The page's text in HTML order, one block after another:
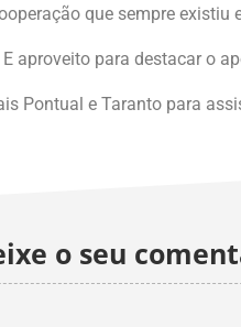
que sempre
aproveito para destacar o
Pontual e Taranto para
o seu